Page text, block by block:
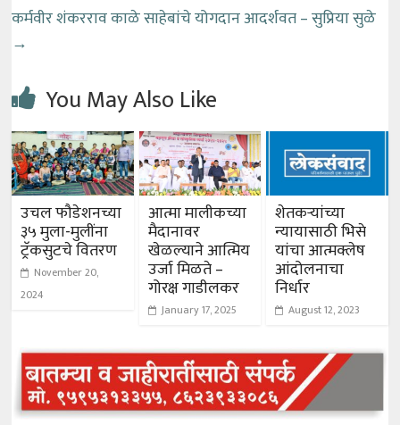
कर्मवीर शंकरराव काळे साहेबांचे योगदान आदर्शवत – सुप्रिया सुळे
→
You May Also Like
उचल फौडेशनच्या
३५ मुला-मुलींना
ट्रॅकसुटचे वितरण
November 20,
2024
आत्मा मालीकच्या
मैदानावर
खेळल्याने आत्मिय
उर्जा मिळते –
गोरक्ष गाडीलकर
January 17, 2025
शेतकर्‍यांच्या
न्यायासाठी भिसे
यांचा आत्मक्लेष
आंदोलनाचा
निर्धार
August 12, 2023